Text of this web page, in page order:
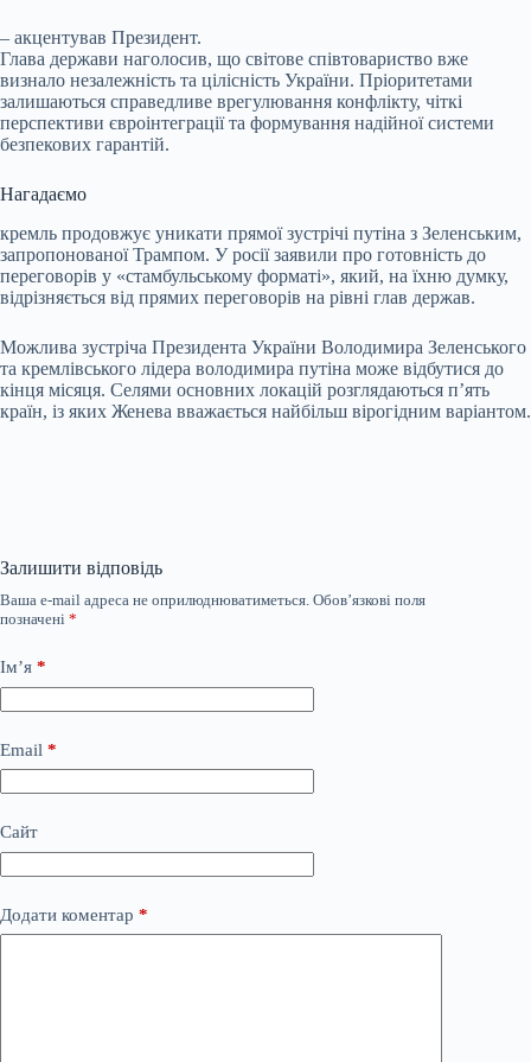
– акцентував Президент.
Глава держави наголосив, що світове співтовариство вже
визнало незалежність та цілісність України. Пріоритетами
залишаються справедливе врегулювання конфлікту, чіткі
перспективи євроінтеграції та формування надійної системи
безпекових гарантій.
Нагадаємо
кремль продовжує уникати прямої зустрічі путіна з Зеленським,
запропонованої Трампом. У росії заявили про готовність до
переговорів у «стамбульському форматі», який, на їхню думку,
відрізняється від прямих переговорів на рівні глав держав.
Можлива зустріча Президента України Володимира Зеленського
та кремлівського лідера володимира путіна може відбутися до
кінця місяця. Селями основних локацій розглядаються п’ять
країн, із яких Женева вважається найбільш вірогідним варіантом.
Залишити відповідь
Ваша e-mail адреса не оприлюднюватиметься. Обов’язкові поля
позначені *
Ім’я *
Email *
Сайт
Додати коментар *